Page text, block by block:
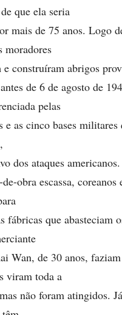
que ela seria
mais de 75 anos. Logo
moradores
e construíram abrigos
de 6 de agosto de
pelas
e as cinco bases
dos ataques americanos.
obra escassa, coreanos
fábricas que abasteciam
Wan, de 30 anos,
viram toda a
não foram atingidos.